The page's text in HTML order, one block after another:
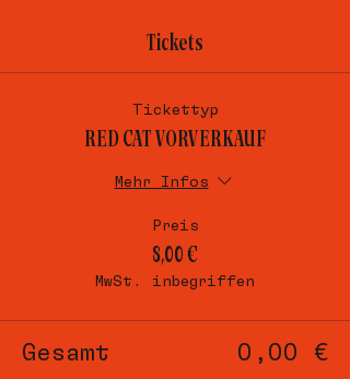
Tickets
Tickettyp
RED CAT VORVERKAUF
Mehr Infos
Preis
8,00 €
MwSt. inbegriffen
Gesamt 0,00 €